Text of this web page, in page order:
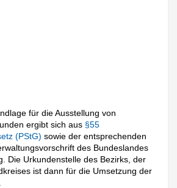
für die Ausstellung von
ergibt sich aus §55
(PStG)sowie der entsprechenden
des Bundeslandes
Die Urkundenstelle des Bezirks, der
ist dann für die Umsetzung der